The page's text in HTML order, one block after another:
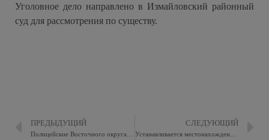
Уголовное дело направлено в Измайловский районный
суд для рассмотрения по существу.
ПРЕДЫДУЩИЙ СЛЕДУЮЩИЙ